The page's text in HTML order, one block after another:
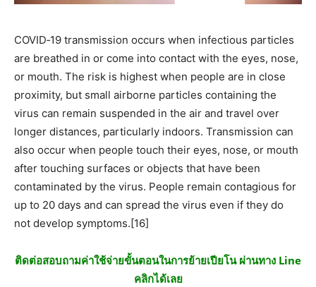
COVID‑19 transmission occurs when infectious particles
are breathed in or come into contact with the eyes, nose,
or mouth. The risk is highest when people are in close
proximity, but small airborne particles containing the
virus can remain suspended in the air and travel over
longer distances, particularly indoors. Transmission can
also occur when people touch their eyes, nose, or mouth
after touching surfaces or objects that have been
contaminated by the virus. People remain contagious for
up to 20 days and can spread the virus even if they do
not develop symptoms.[16]
ติดต่อสอบถามค่าใช้จ่ายขั้นตอนในการย้ายเปียโน ผ่านทาง Line
คลิกได้เลย